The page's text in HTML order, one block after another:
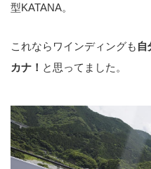
型KATANA。
これならワインディングも 自
カナ！ と思ってました。